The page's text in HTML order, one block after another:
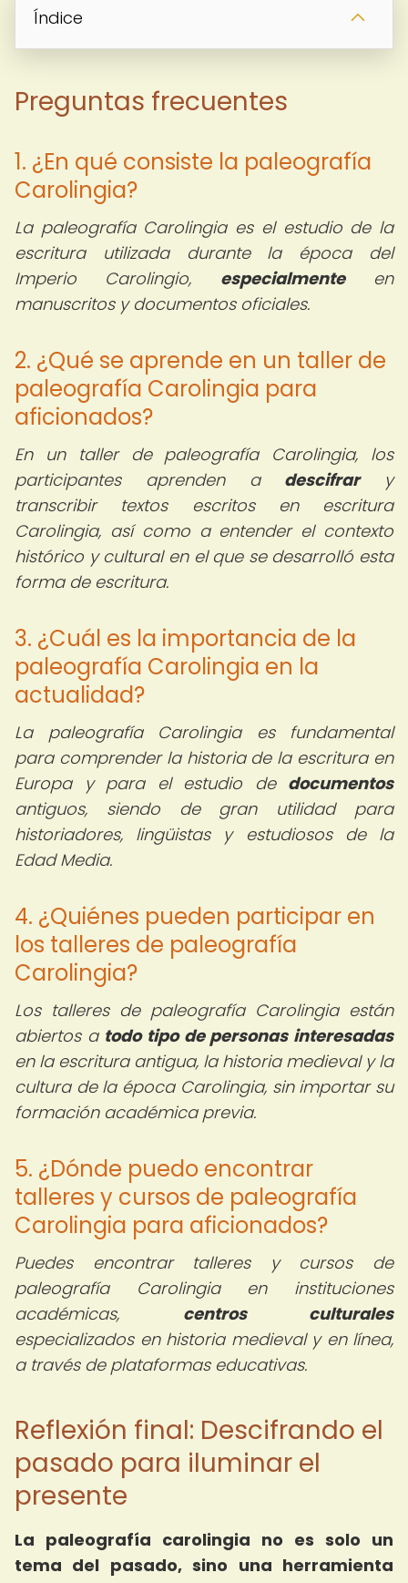
Índice
Preguntas frecuentes
1. ¿En qué consiste la paleografía
Carolingia?
La paleografía Carolingia es el estudio de la
escritura utilizada durante la época del
Imperio Carolingio, especialmenteen
manuscritos y documentos oficiales.
2. ¿Qué se aprende en un taller de
paleografía Carolingia para
aficionados?
En un taller de paleografía Carolingia, los
participantes aprenden a descifrary
transcribir textos escritos en escritura
Carolingia, así como a entender el contexto
histórico y cultural en el que se desarrolló esta
forma de escritura.
3. ¿Cuál es la importancia de la
paleografía Carolingia en la
actualidad?
La paleografía Carolingia es fundamental
para comprender la historia de la escritura en
Europa y para el estudio de documentos
antiguos, siendo de gran utilidad para
historiadores, lingüistas y estudiosos de la
Edad Media.
4. ¿Quiénes pueden participar en
los talleres de paleografía
Carolingia?
Los talleres de paleografía Carolingia están
abiertos a todo tipo de personas interesadas
en la escritura antigua, la historia medieval y la
cultura de la época Carolingia, sin importar su
formación académica previa.
5. ¿Dónde puedo encontrar
talleres y cursos de paleografía
Carolingia para aficionados?
Puedes encontrar talleres y cursos de
paleografía Carolingia en instituciones
académicas, centros culturales
especializados en historia medieval y en línea,
a través de plataformas educativas.
Reflexión final: Descifrando el
pasado para iluminar el
presente
La paleografía carolingia no es solo un
tema del pasado, sino una herramienta